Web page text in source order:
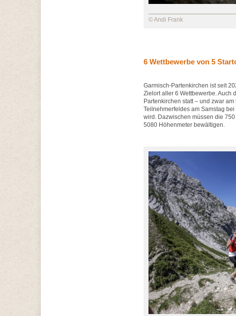
© Andi Frank
6 Wettbewerbe von 5
Garmisch-Partenkirchen ist seit
Zielort aller 6 Wettbewerbe. Auch
Partenkirchen statt – und zwar
Teilnehmerfeldes am Samstag
wird. Dazwischen müssen die
5080 Höhenmeter bewältigen.